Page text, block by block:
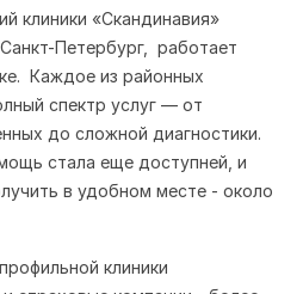
клиники «Скандинавия»
Петербург, работает
Каждое из районных
спектр услуг — от
до сложной диагностики.
стала еще доступней, и
в удобном месте - около
клиники